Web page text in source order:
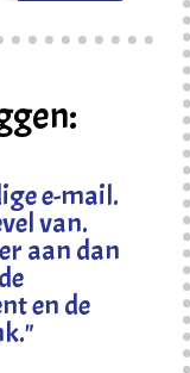
e-mail.
van.
aan dan
en de
."